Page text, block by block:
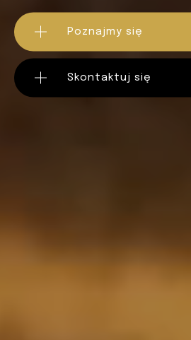
Poznajmy się
Skontaktuj się